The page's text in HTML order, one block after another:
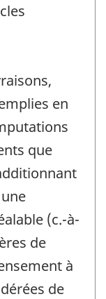
en
que
(c.-à-
de
à
de